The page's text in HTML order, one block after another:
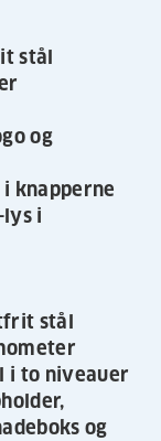
stål
og
i knapperne
lys i
stål
i to niveauer
og